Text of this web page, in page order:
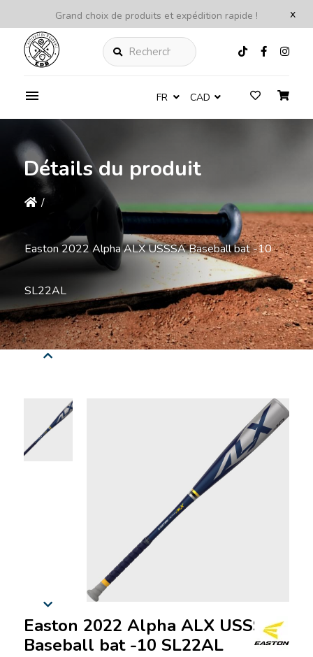
x
Grand choix de produits et expédition rapide !
Rechercher
FR CAD
Détails du produit
/
Easton 2022 Alpha ALX USSSA Baseball bat -10
SL22AL
Easton 2022 Alpha ALX USSSA
Baseball bat -10 SL22AL